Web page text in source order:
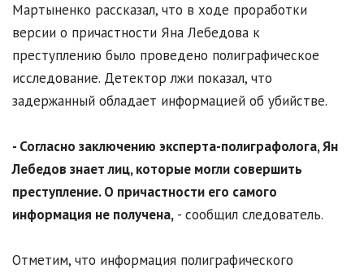
Мартыненко рассказал, что в ходе проработки
версии о причастности Яна Лебедова к
преступлению было проведено полиграфическое
исследование. Детектор лжи показал, что
задержанный обладает информацией об убийстве.
- Согласно заключению эксперта-полиграфолога, Ян
Лебедов знает лиц, которые могли совершить
преступление. О причастности его самого
информация не получена, - сообщил следователь.
Отметим, что информация полиграфического